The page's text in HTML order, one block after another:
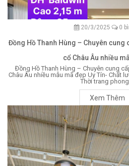
20/3/2025 0
Đồng Hồ Thanh Hùng – Chuyên cung
cổ Châu Âu nhiều
Đồng Hồ Thanh Hùng – Chuyên cung
Châu Âu nhiều mẫu mã đẹp Uy Tín- Chất
Thời trang phong
Xem Thêm